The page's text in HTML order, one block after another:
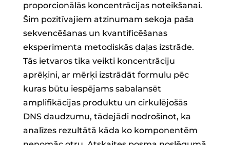
proporcionālās koncentrācijas noteikšanai.
Šim pozitīvajiem atzinumam sekoja paša
sekvencēšanas un kvantificēšanas
eksperimenta metodiskās daļas izstrāde.
Tās ietvaros tika veikti koncentrāciju
aprēķini, ar mērķi izstrādāt formulu pēc
kuras būtu iespējams sabalansēt
amplifikācijas produktu un cirkulējošās
DNS daudzumu, tādejādi nodrošinot, ka
analīzes rezultātā kāda ko komponentēm